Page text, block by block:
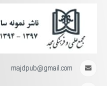
majdpub@gmail.com